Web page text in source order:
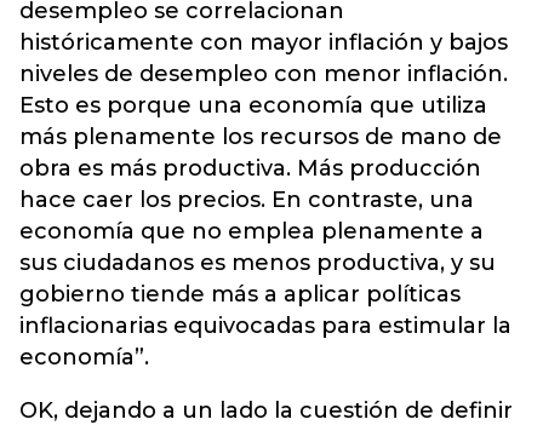
desempleo se correlacionan
históricamente con mayor inflación y bajos
niveles de desempleo con menor inflación.
Esto es porque una economía que utiliza
más plenamente los recursos de mano de
obra es más productiva. Más producción
hace caer los precios. En contraste, una
economía que no emplea plenamente a
sus ciudadanos es menos productiva, y su
gobierno tiende más a aplicar políticas
inflacionarias equivocadas para estimular la
economía”.
OK, dejando a un lado la cuestión de definir